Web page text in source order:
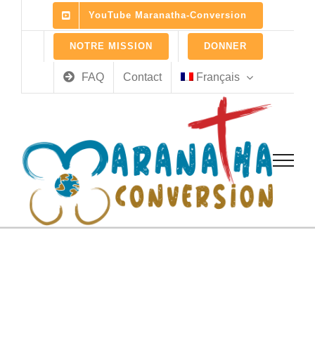
YouTube Maranatha-Conversion
NOTRE MISSION DONNER
FAQ Contact Français